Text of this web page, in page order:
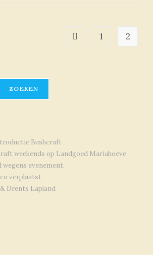
1 2
ZOEKEN
Bushcraft
weekends op Landgoed Mariahoeve
evenement.
verplaatst
Drents Lapland